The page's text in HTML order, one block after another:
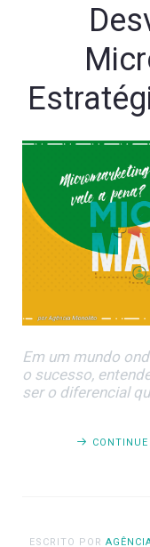
Em um mundo
o sucesso,
ser o diferencial
CONTINUE
ESCRITO POR